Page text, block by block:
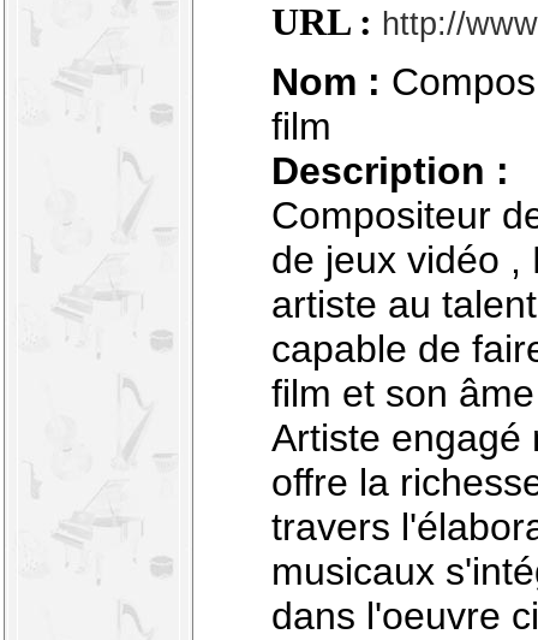
URL : http://
Nom :
film
Description :
Compositeur
de jeux vidéo ,
artiste au
capable de
film et son
Artiste engagé
offre la
travers
musicaux
dans l'oeuvre